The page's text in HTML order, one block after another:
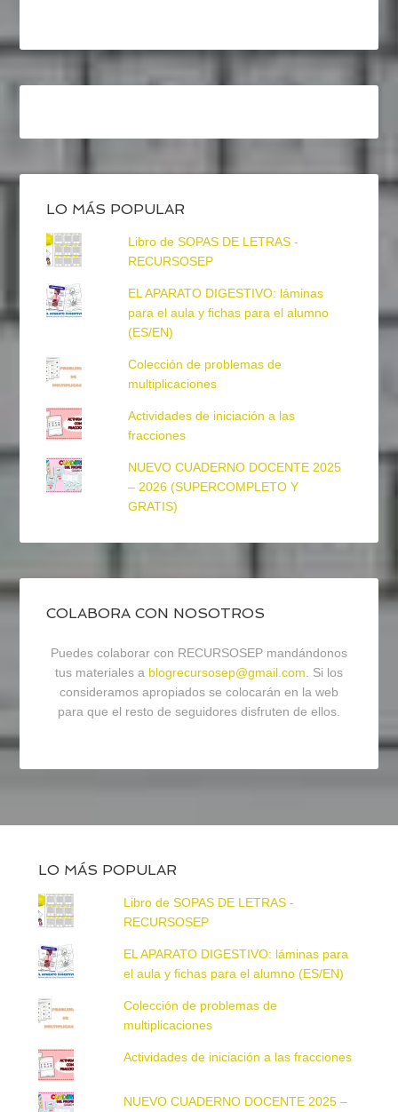
LO MÁS POPULAR
Libro de SOPAS DE LETRAS -
RECURSOSEP
EL APARATO DIGESTIVO: láminas
para el aula y fichas para el alumno
(ES/EN)
Colección de problemas de
multiplicaciones
Actividades de iniciación a las
fracciones
NUEVO CUADERNO DOCENTE 2025
– 2026 (SUPERCOMPLETO Y
GRATIS)
COLABORA CON NOSOTROS
Puedes colaborar con RECURSOSEP mandándonos
tus materiales a blogrecursosep@gmail.com. Si los
consideramos apropiados se colocarán en la web
para que el resto de seguidores disfruten de ellos.
LO MÁS POPULAR
Libro de SOPAS DE LETRAS -
RECURSOSEP
EL APARATO DIGESTIVO: láminas para
el aula y fichas para el alumno (ES/EN)
Colección de problemas de
multiplicaciones
Actividades de iniciación a las fracciones
NUEVO CUADERNO DOCENTE 2025 –